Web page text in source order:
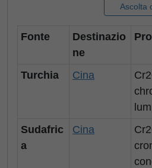
Ascolta
Fonte
Destinazio
ne
Turchia Cina
Sudafric
a
Cina